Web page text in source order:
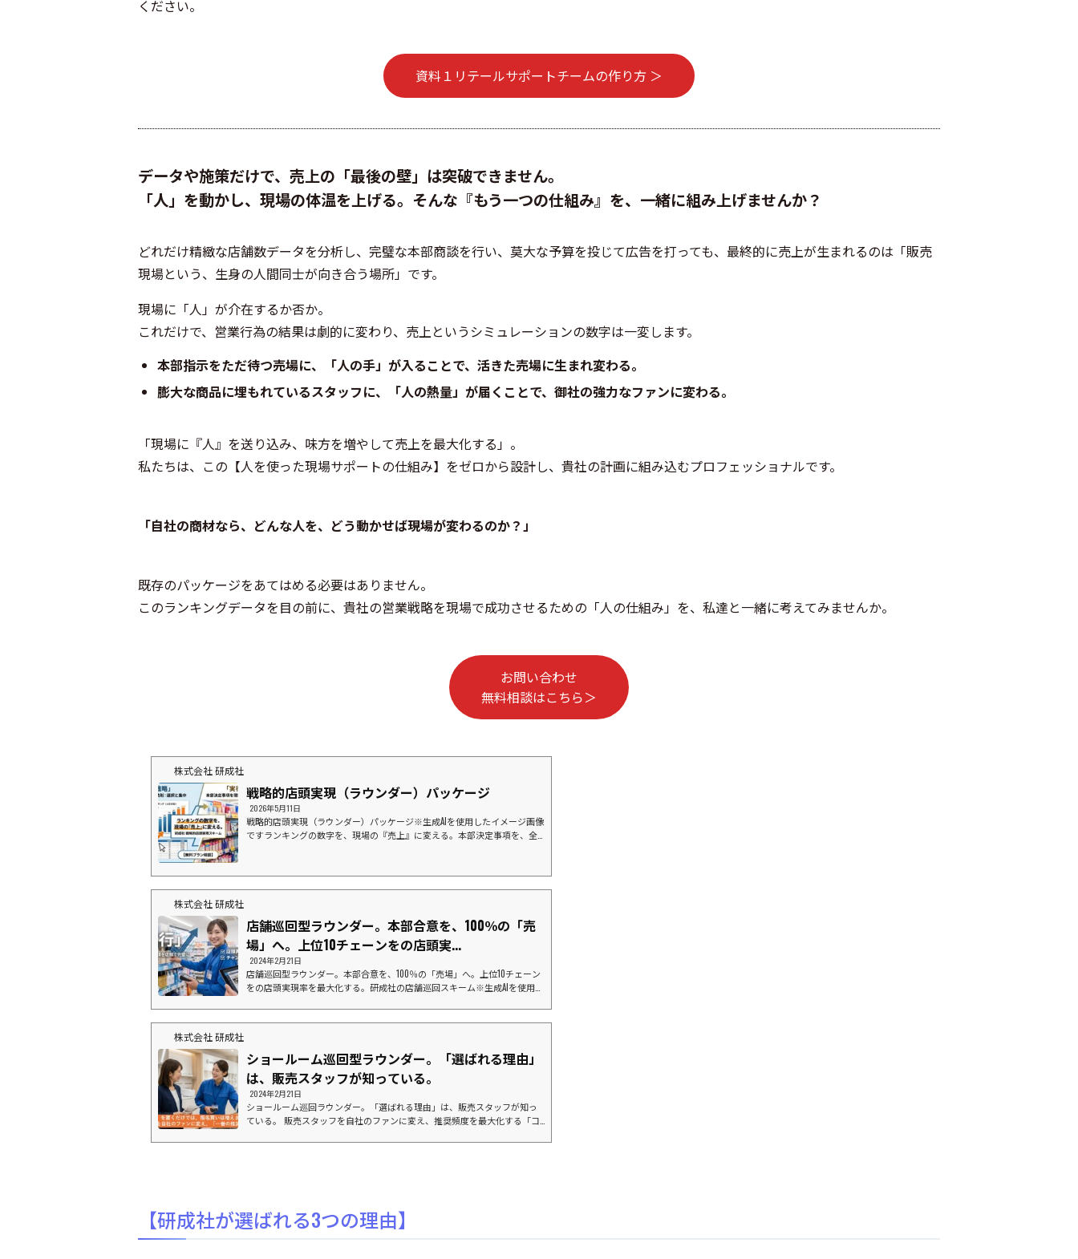
ください。
資料１リテールサポートチームの作り方 ＞
データや施策だけで、売上の「最後の壁」は突破できません。
「人」を動かし、現場の体温を上げる。そんな『もう一つの仕組み』を、一緒に組み上げませんか？
どれだけ精緻な店舗数データを分析し、完璧な本部商談を行い、莫大な予算を投じて広告を打っても、最終的に売上が生まれるのは「販売
現場という、生身の人間同士が向き合う場所」です。
現場に「人」が介在するか否か。
これだけで、営業行為の結果は劇的に変わり、売上というシミュレーションの数字は一変します。
本部指示をただ待つ売場に、「人の手」が入ることで、活きた売場に生まれ変わる。
膨大な商品に埋もれているスタッフに、「人の熱量」が届くことで、御社の強力なファンに変わる。
「現場に『人』を送り込み、味方を増やして売上を最大化する」。
私たちは、この【人を使った現場サポートの仕組み】をゼロから設計し、貴社の計画に組み込むプロフェッショナルです。
「自社の商材なら、どんな人を、どう動かせば現場が変わるのか？」
既存のパッケージをあてはめる必要はありません。
このランキングデータを目の前に、貴社の営業戦略を現場で成功させるための「人の仕組み」を、私達と一緒に考えてみませんか。
お問い合わせ
無料相談はこちら＞
株式会社 研成社
戦略的店頭実現（ラウンダー）パッケージ
2026年5月11日
戦略的店頭実現（ラウンダー）パッケージ※生成AIを使用したイメージ画像
ですランキングの数字を、現場の『売上』に変える。本部決定事項を、全
「企業別店舗数ランキング」をご覧の皆様、その数字の裏側にある「現
場」の状況を把握できていますか？「本部で導入が決まったはずの新商品
株式会社 研成社
店舗巡回型ラウンダー。本部合意を、100％の「売
場」へ。上位10チェーンをの店頭実...
2024年2月21日
店舗巡回型ラウンダー。本部合意を、100％の「売場」へ。上位10チェーン
をの店頭実現率を最大化する。研成社の店舗巡回スキーム※生成AIを使用し
ています。 店舗数ランキング上位を占めるメガチェーンほど、現場は多忙
を極め、本部指示が後回しにさ...
株式会社 研成社
ショールーム巡回型ラウンダー。「選ばれる理由」
は、販売スタッフが知っている。
2024年2月21日
ショールーム巡回ラウンダー。「選ばれる理由」は、販売スタッフが知っ
ている。 販売スタッフを自社のファンに変え、推奨頻度を最大化する「コ
【研成社が選ばれる3つの理由】